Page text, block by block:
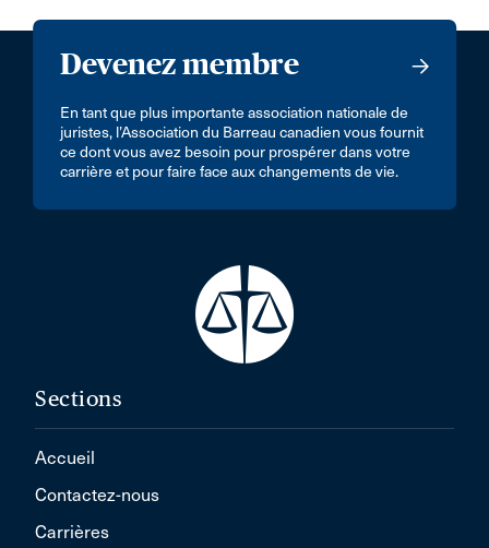
Devenez membre
En tant que plus importante association nationale de
juristes, l’Association du Barreau canadien vous fournit
ce dont vous avez besoin pour prospérer dans votre
carrière et pour faire face aux changements de vie.
Sections
Accueil
Contactez-nous
Carrières